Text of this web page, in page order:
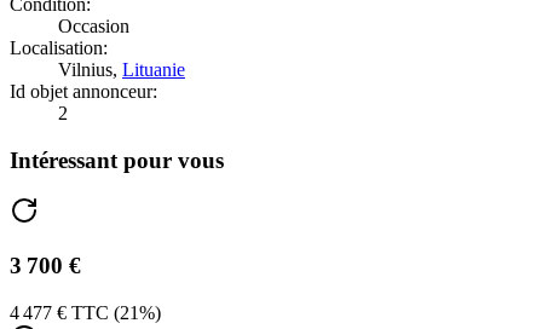
Condition:
Occasion
Localisation:
Vilnius, Lituanie
Id objet annonceur:
2
Intéressant pour vous
3 700 €
4 477 € TTC (21%)